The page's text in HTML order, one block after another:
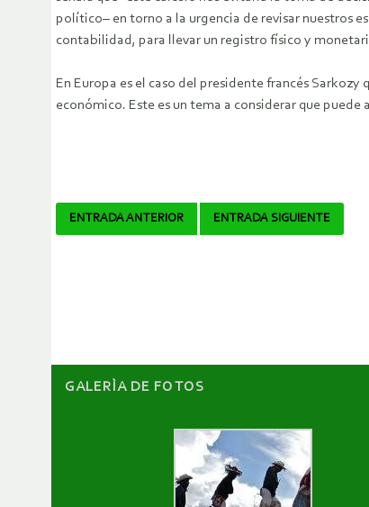
político– en torno a la urgencia de revisar nuestros
contabilidad, para llevar un registro físico y
En Europa es el caso del presidente francés
económico. Este es un tema a considerar que
Navegador
ENTRADA ANTERIOR ENTRADA SIGUIENTE
GALERÌA DE FOTOS